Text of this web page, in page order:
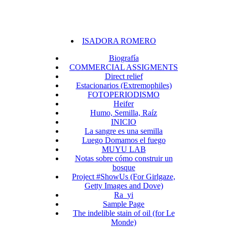
ISADORA ROMERO
Biografía
COMMERCIAL ASSIGMENTS
Direct relief
Estacionarios (Extremophiles)
FOTOPERIODISMO
Heifer
Humo, Semilla, Raíz
INICIO
La sangre es una semilla
Luego Domamos el fuego
MUYU LAB
Notas sobre cómo construir un
bosque
Project #ShowUs (For Girlgaze,
Getty Images and Dove)
Ra_yi
Sample Page
The indelible stain of oil (for Le
Monde)